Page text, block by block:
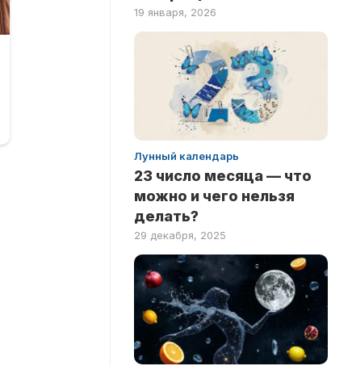
19 января, 2026
Лунный календарь
23 число месяца — что
можно и чего нельзя
делать?
29 декабря, 2025